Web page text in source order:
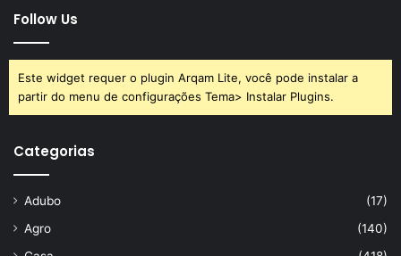
Follow Us
Este widget requer o plugin Arqam Lite, você pode instalar a
partir do menu de configurações Tema> Instalar Plugins.
Categorias
Adubo
(17)
Agro
(140)